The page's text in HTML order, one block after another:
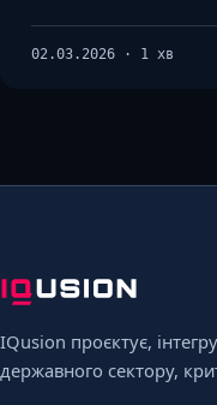
02.03.2026 · 1 хв
IQusion проєктує,
державного сектору,